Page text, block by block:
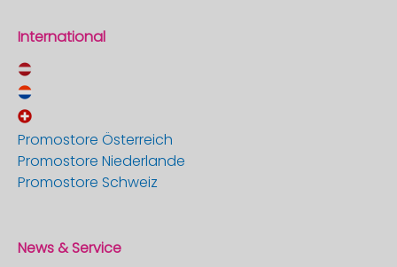
International
Promostore Österreich
Promostore Niederlande
Promostore Schweiz
News & Service